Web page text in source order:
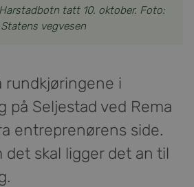
tatt 10. oktober. Foto:
vegvesen
rundkjøringene i
på Seljestad ved Rema
entreprenørens side.
det skal ligger det an til